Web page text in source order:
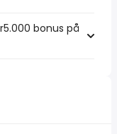
bonus på